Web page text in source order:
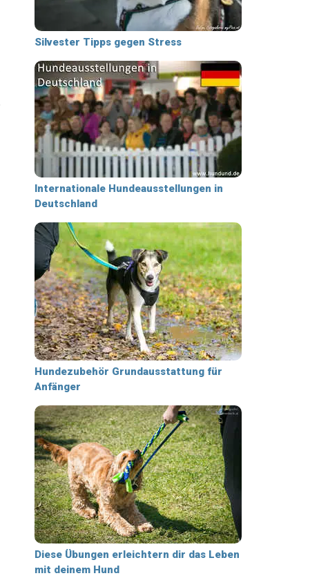
Silvester Tipps gegen Stress
Internationale Hundeausstellungen in
Deutschland
Hundezubehör Grundausstattung für
Anfänger
Diese Übungen erleichtern dir das Leben
mit deinem Hund